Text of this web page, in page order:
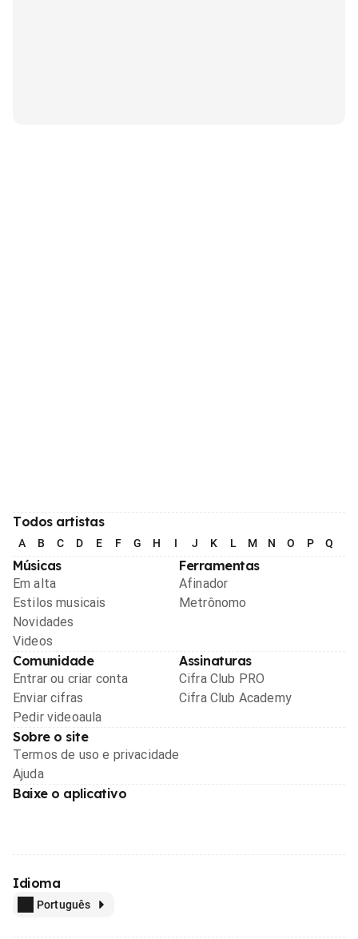
Todos artistas
A B C D E F G H I J K L M N O P Q
Músicas
Em alta
Estilos musicais
Novidades
Videos
Ferramentas
Afinador
Metrônomo
Comunidade
Entrar ou criar conta
Enviar cifras
Pedir videoaula
Assinaturas
Cifra Club PRO
Cifra Club Academy
Sobre o site
Termos de uso e privacidade
Ajuda
Baixe o aplicativo
Idioma
Português